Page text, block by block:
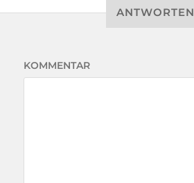
ANTWORTEN
KOMMENTAR